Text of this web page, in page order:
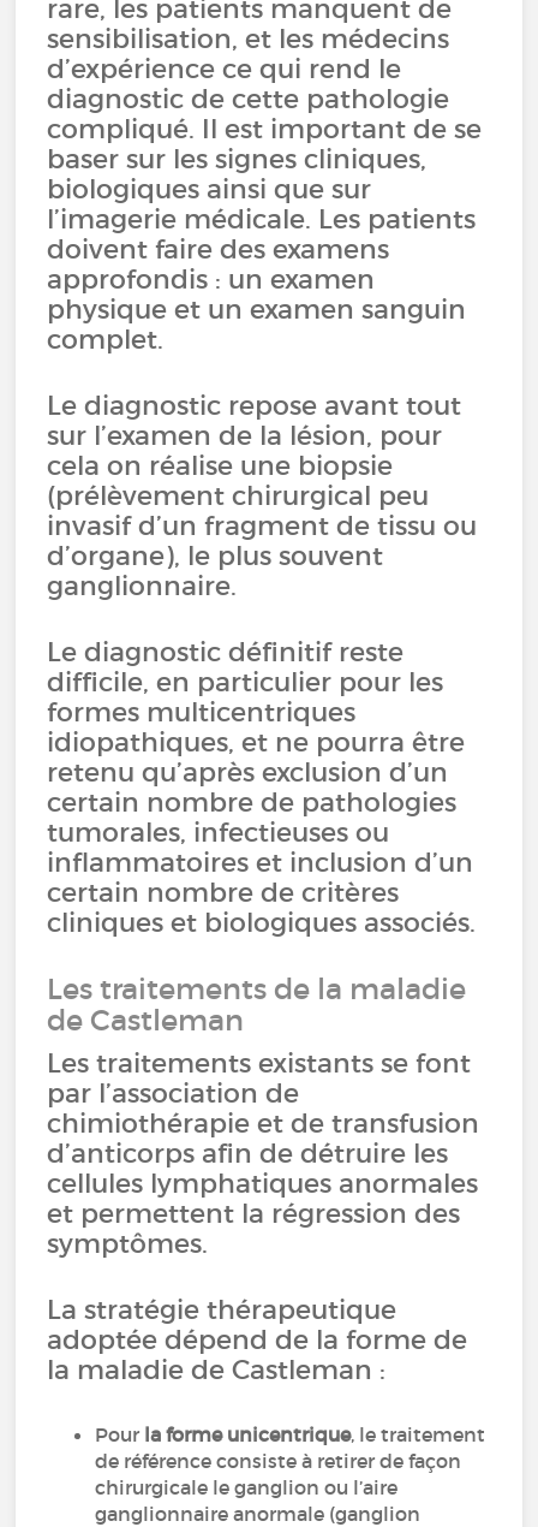
rare, les patients manquent de
sensibilisation, et les médecins
d’expérience ce qui rend le
diagnostic de cette pathologie
compliqué. Il est important de se
baser sur les signes cliniques,
biologiques ainsi que sur
l’imagerie médicale. Les patients
doivent faire des examens
approfondis : un examen
physique et un examen sanguin
complet.
Le diagnostic repose avant tout
sur l’examen de la lésion, pour
cela on réalise une biopsie
(prélèvement chirurgical peu
invasif d’un fragment de tissu ou
d’organe), le plus souvent
ganglionnaire.
Le diagnostic définitif reste
difficile, en particulier pour les
formes multicentriques
idiopathiques, et ne pourra être
retenu qu’après exclusion d’un
certain nombre de pathologies
tumorales, infectieuses ou
inflammatoires et inclusion d’un
certain nombre de critères
cliniques et biologiques associés.
Les traitements de la maladie
de Castleman
Les traitements existants se font
par l’association de
chimiothérapie et de transfusion
d’anticorps afin de détruire les
cellules lymphatiques anormales
et permettent la régression des
symptômes.
La stratégie thérapeutique
adoptée dépend de la forme de
la maladie de Castleman :
Pour la forme unicentrique, le traitement
de référence consiste à retirer de façon
chirurgicale le ganglion ou l’aire
ganglionnaire anormale (ganglion